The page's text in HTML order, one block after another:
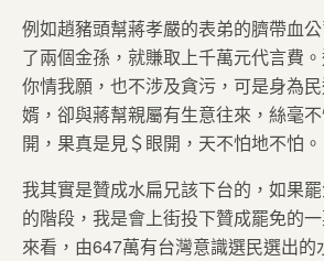
例如趙豬頭幫蔣孝嚴的表弟的臍帶血
了兩個金孫，就賺取上千萬元代言費
你情我願，也不涉及貪污，可是身為
婿，卻與蔣幫親屬有生意往來，絲毫
開，果真是見＄眼開，天不怕地不怕。
我其實是贊成水扁兄該下台的，如果
的階段，我是會上街投下贊成罷免的
來看，由647萬有台灣意識選民選出